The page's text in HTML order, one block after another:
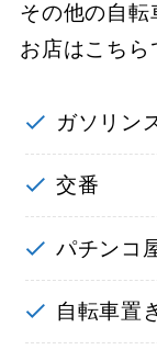
その他の自転
お店はこちら
ガソリン
交番
パチンコ
自転車置